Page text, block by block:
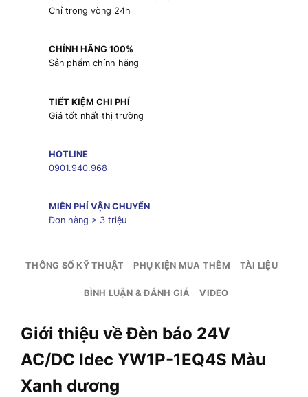
Chỉ trong vòng 24h
CHÍNH HÃNG 100%
Sản phẩm chính hãng
TIẾT KIỆM CHI PHÍ
Giá tốt nhất thị trường
HOTLINE
0901.940.968
MIỄN PHÍ VẬN CHUYỂN
Đơn hàng > 3 triệu
THÔNG SỐ KỸ THUẬT PHỤ KIỆN MUA THÊM TÀI LIỆU
BÌNH LUẬN & ĐÁNH GIÁ VIDEO
Giới thiệu về Đèn báo 24V
AC/DC Idec YW1P-1EQ4S Màu
Xanh dương